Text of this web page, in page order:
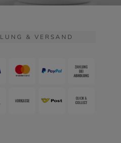
& VERSAND